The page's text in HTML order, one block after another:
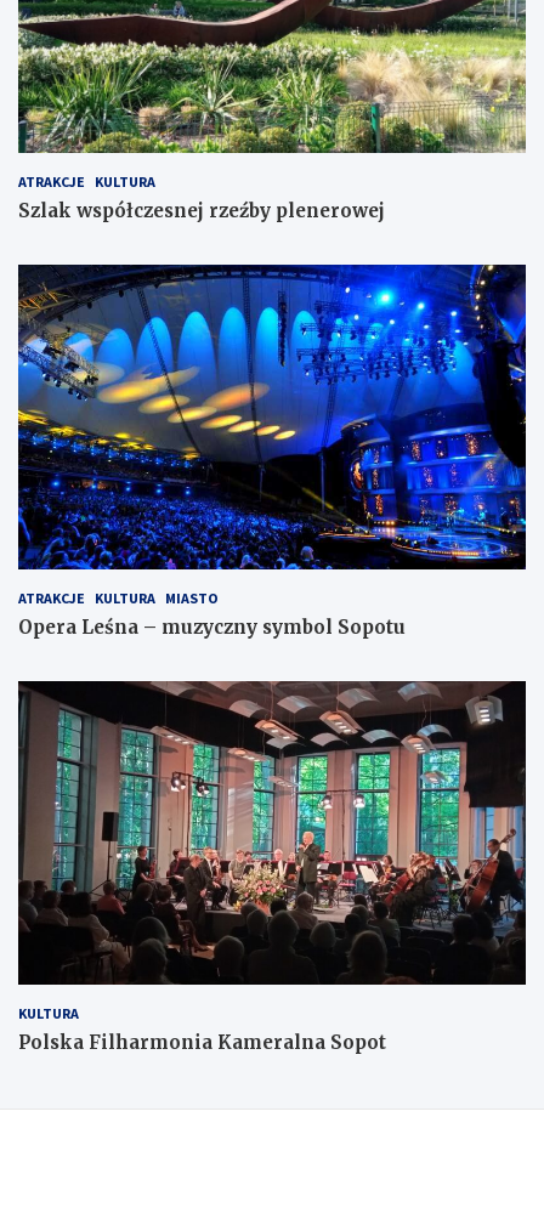
ATRAKCJE KULTURA
Szlak współczesnej rzeźby plenerowej
ATRAKCJE KULTURA MIASTO
Opera Leśna – muzyczny symbol Sopotu
KULTURA
Polska Filharmonia Kameralna Sopot